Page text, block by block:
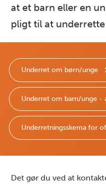
at et barn eller en
pligt til at
Underret om børn/unge
Underret om barn/unge -
Underretningsskema for
Det gør du ved at